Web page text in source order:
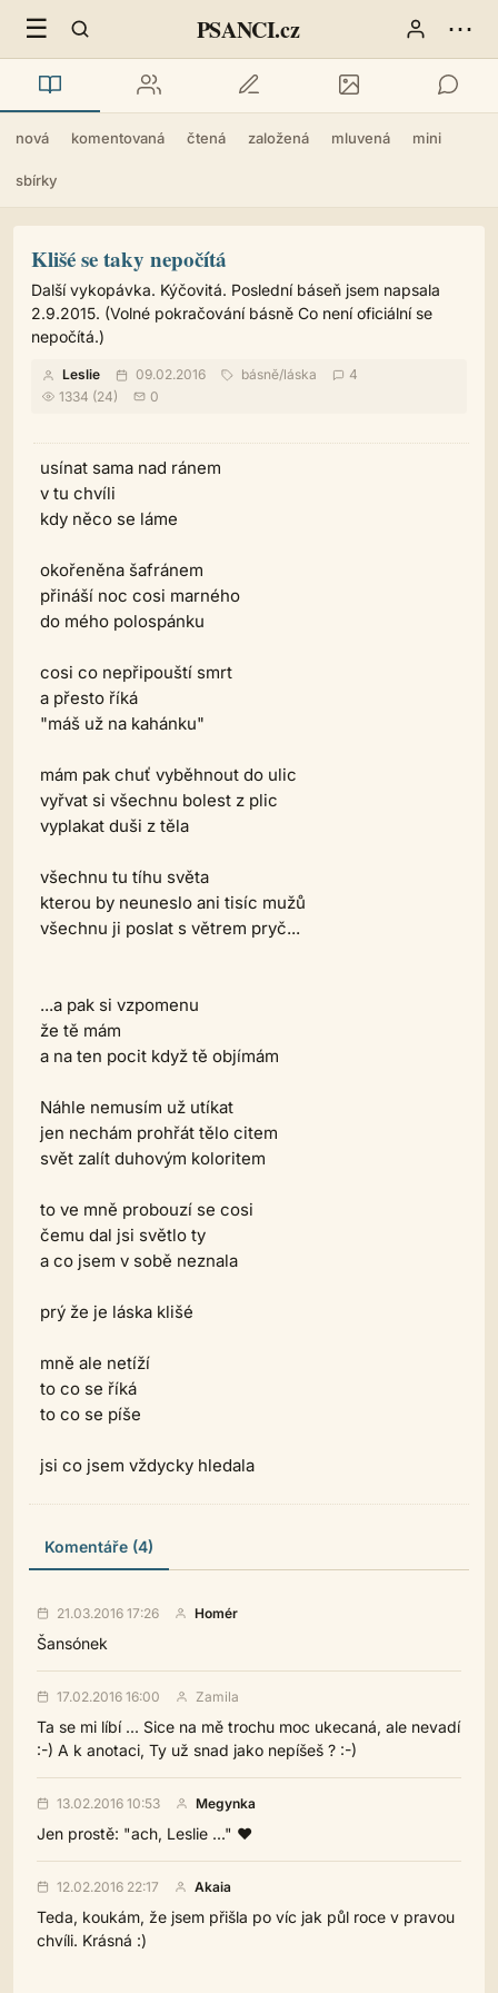
☰ PSANCI.cz ⋯
nová komentovaná čtená založená mluvená mini
sbírky
Klišé se taky nepočítá
Další vykopávka. Kýčovitá. Poslední báseň jsem napsala
2.9.2015. (Volné pokračování básně Co není oficiální se
nepočítá.)
Leslie 09.02.2016 básně/láska
4
1334 (24)
0
usínat sama nad ránem
v tu chvíli
kdy něco se láme
okořeněna šafránem
přináší noc cosi marného
do mého polospánku
cosi co nepřipouští smrt
a přesto říká
"máš už na kahánku"
mám pak chuť vyběhnout do ulic
vyřvat si všechnu bolest z plic
vyplakat duši z těla
všechnu tu tíhu světa
kterou by neuneslo ani tisíc mužů
všechnu ji poslat s větrem pryč...
...a pak si vzpomenu
že tě mám
a na ten pocit když tě objímám
Náhle nemusím už utíkat
jen nechám prohřát tělo citem
svět zalít duhovým koloritem
to ve mně probouzí se cosi
čemu dal jsi světlo ty
a co jsem v sobě neznala
prý že je láska klišé
mně ale netíží
to co se říká
to co se píše
jsi co jsem vždycky hledala
Komentáře (4)
21.03.2016 17:26 Homér
Šansónek
17.02.2016 16:00 Zamila
Ta se mi líbí ... Sice na mě trochu moc ukecaná, ale nevadí
:-) A k anotaci, Ty už snad jako nepíšeš ? :-)
13.02.2016 10:53 Megynka
Jen prostě: "ach, Leslie ..." ♥
12.02.2016 22:17 Akaia
Teda, koukám, že jsem přišla po víc jak půl roce v pravou
chvíli. Krásná :)